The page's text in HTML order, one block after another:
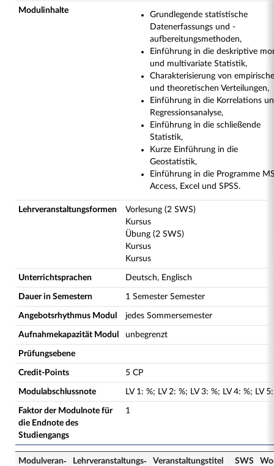
Modulinhalte
Grundlegende statistische
Datenerfassungs und -
aufbereitungsmethoden,
Einführung in die deskriptive
und multivariate Statistik,
Charakterisierung von
und theoretischen Verteilungen,
Einführung in die Korrelations
Regressionsanalyse,
Einführung in die schließende
Statistik,
Kurze Einführung in die
Geostatistik,
Einführung in die Programme
Access, Excel und SPSS.
Lehrveranstaltungsformen
Vorlesung (2 SWS)
Kursus
Übung (2 SWS)
Kursus
Kursus
Unterrichtsprachen Deutsch, Englisch
Dauer in Semestern 1 Semester Semester
Angebotsrhythmus Modul jedes Sommersemester
Aufnahmekapazität Modul unbegrenzt
Prüfungsebene
Credit-Points 5 CP
Modulabschlussnote LV 1: %; LV 2: %; LV 3: %; LV 4: %; LV 5
Faktor der Modulnote für
die Endnote des
Studiengangs
1
Modulveran­
Lehrveranstaltungs­
Veranstaltungs­titel SWS